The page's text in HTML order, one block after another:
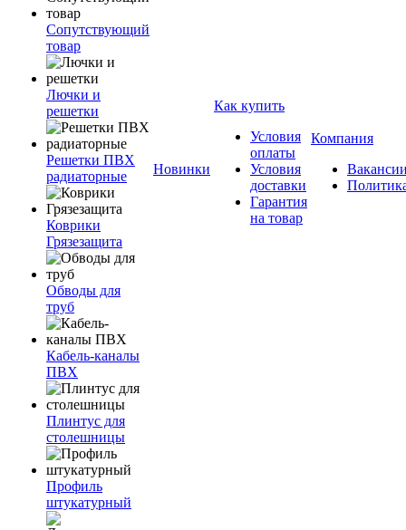
Сопутствующий
товар
Лючки и
решетки
Решетки ПВХ
радиаторные
Коврики
Грязезащита
Обводы для
труб
Кабель-каналы
ПВХ
Плинтус для
столешницы
Профиль
штукатурный
Новинки
Как купить
Условия
оплаты
Условия
доставки
Гарантия
на товар
Компания